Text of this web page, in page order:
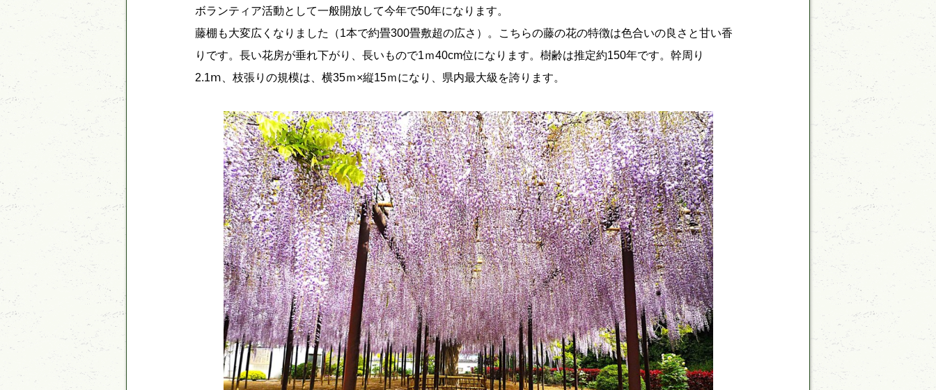
ボランティア活動として一般開放して今年で50年になります。
藤棚も大変広くなりました（1本で約畳300畳敷超の広さ）。こちらの藤の花の特徴は色合いの良さと甘い香
りです。長い花房が垂れ下がり、長いもので1ｍ40cm位になります。樹齢は推定約150年です。幹周り
2.1ⅿ、枝張りの規模は、横35ｍ×縦15ｍになり、県内最大級を誇ります。